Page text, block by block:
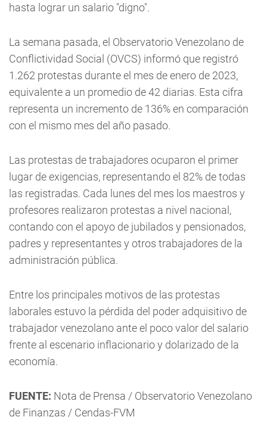
hasta lograr un salario "digno".
La semana pasada, el Observatorio Venezolano de
Conflictividad Social (OVCS) informó que registró
1.262 protestas durante el mes de enero de 2023,
equivalente a un promedio de 42 diarias. Esta cifra
representa un incremento de 136% en comparación
con el mismo mes del año pasado.
Las protestas de trabajadores ocuparon el primer
lugar de exigencias, representando el 82% de todas
las registradas. Cada lunes del mes los maestros y
profesores realizaron protestas a nivel nacional,
contando con el apoyo de jubilados y pensionados,
padres y representantes y otros trabajadores de la
administración pública.
Entre los principales motivos de las protestas
laborales estuvo la pérdida del poder adquisitivo de
trabajador venezolano ante el poco valor del salario
frente al escenario inflacionario y dolarizado de la
economía.
FUENTE: Nota de Prensa / Observatorio Venezolano
de Finanzas / Cendas-FVM